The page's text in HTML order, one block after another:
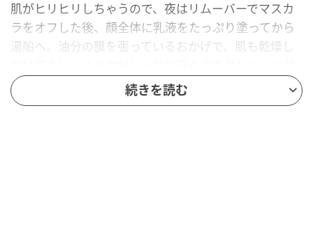
肌がヒリヒリしちゃうので、夜はリムーバーでマスカ
ラをオフした後、顔全体に乳液をたっぷり塗ってから
湯船へ。油分の膜を張っているおかげで、肌も乾燥し
もしやすくなります。それでも肌が赤くなってしまっ
た時は、『雪肌精』の化粧水を含ませたコットンや、
続きを読む